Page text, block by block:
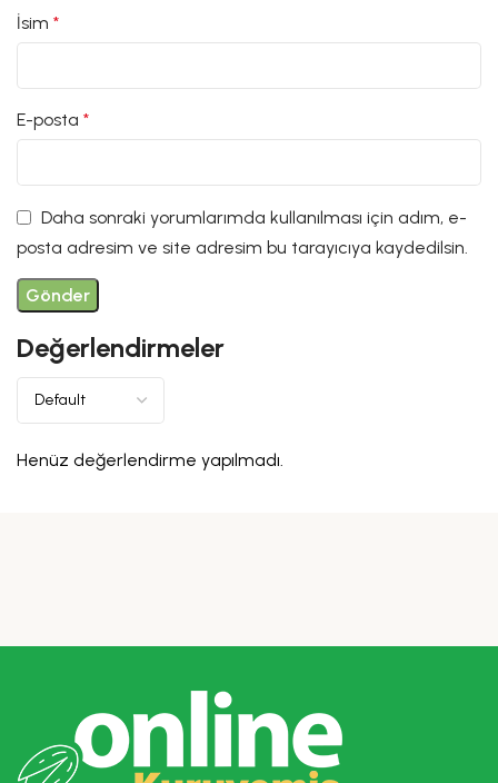
Değerlendirmeler
Henüz değerlendirme yapılmadı.
İsim*
E-posta*
Daha sonraki yorumlarımda kullanılması için adım, e-
posta adresim ve site adresim bu tarayıcıya kaydedilsin.